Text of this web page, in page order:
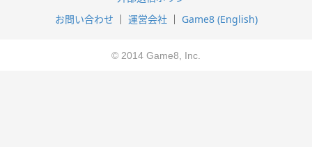
お問い合わせ
運営会社 Game8 (English)
© 2014 Game8, Inc.